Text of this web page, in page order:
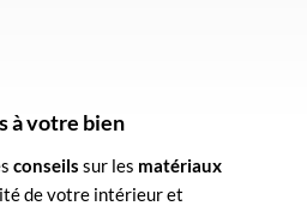
à votre bien
conseils sur les matériaux
de votre intérieur et